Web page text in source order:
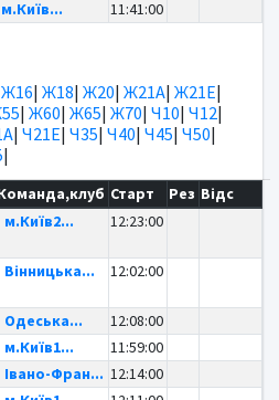
м.Київ... 11:41:00
Ж16| Ж18| Ж20| Ж21А| Ж21Е|
| Ж60| Ж65| Ж70| Ч10| Ч12|
| Ч21Е| Ч35| Ч40| Ч45| Ч50|
|
Старт Рез Відс
м.Київ2... 12:23:00
Вінницька... 12:02:00
Одеська...
12:08:00
м.Київ1...
11:59:00
Івано-Фран... 12:14:00